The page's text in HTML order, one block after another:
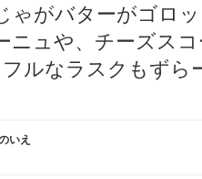
ゃがバターがゴロ
ニュや、チーズス
ルなラスクもずら
いえ